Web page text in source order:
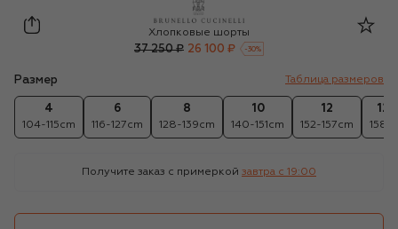
Brunello Cucinelli
Хлопковые шорты
37 250 ₽ 26 100 ₽ -30%
Размер Таблица размеров
4
104-115cm
6
116-127cm
8
128-139cm
10
140-151cm
12
152-157cm
12+
Получите заказ с примеркой завтра c 19:00